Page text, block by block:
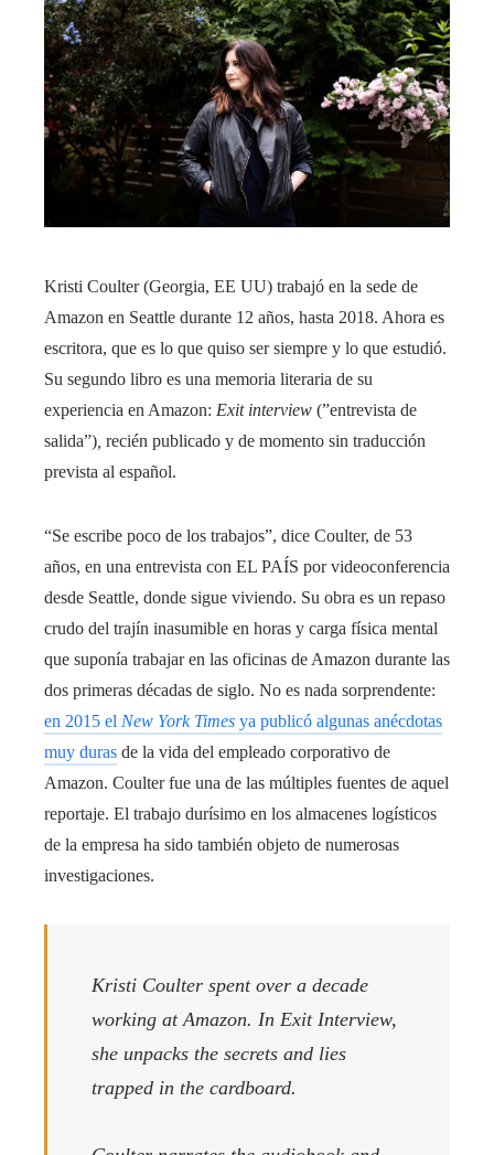
Kristi Coulter (Georgia, EE UU) trabajó en la sede de
Amazon en Seattle durante 12 años, hasta 2018. Ahora es
escritora, que es lo que quiso ser siempre y lo que estudió.
Su segundo libro es una memoria literaria de su
experiencia en Amazon: Exit interview (”entrevista de
salida”) recién publicado y de momento sin traducción
prevista al español.
“Se escribe poco de los trabajos”, dice Coulter, de 53
años, en una entrevista con EL PAÍS por videoconferencia
desde Seattle, donde sigue viviendo. Su obra es un repaso
crudo del trajín inasumible en horas y carga física mental
que suponía trabajar en las oficinas de Amazon durante las
dos primeras décadas de siglo. No es nada sorprendente:
en 2015 el New York Times ya publicó algunas anécdotas
muy duras de la vida del empleado corporativo de
Amazon. Coulter fue una de las múltiples fuentes de aquel
reportaje. El trabajo durísimo en los almacenes logísticos
de la empresa ha sido también objeto de numerosas
investigaciones.
Kristi Coulter spent over a decade
working at Amazon. In Exit Interview,
she unpacks the secrets and lies
trapped in the cardboard.